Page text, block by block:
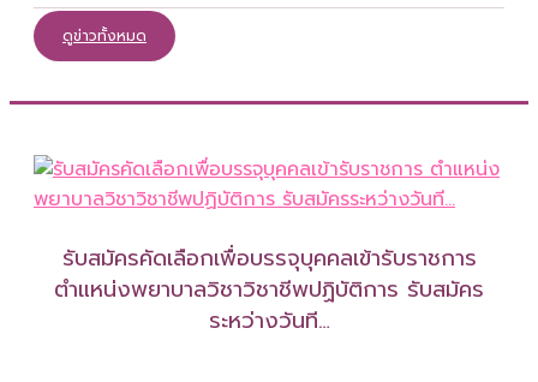
ดูข่าวทั้งหมด
รับสมัครคัดเลือกเพื่อบรรจุบุคคลเข้ารับราชการ
ตำแหน่งพยาบาลวิชาวิชาชีพปฏิบัติการ รับสมัคร
ระหว่างวันที…